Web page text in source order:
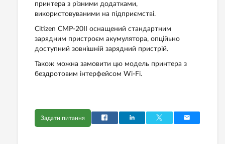
принтера з різними додатками,
використовуваними на підприємстві.
Citizen CMP-20II оснащений стандартним
зарядним пристроєм акумулятора, опційьно
доступний зовнішній зарядний пристрій.
Також можна замовити цю модель принтера з
бездротовим інтерфейсом Wi-Fi.
Задати питання